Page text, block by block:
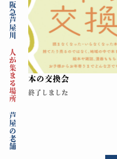
阪急芦屋川
人が集まる場所
芦屋の老舗
本の交換会
終了しました